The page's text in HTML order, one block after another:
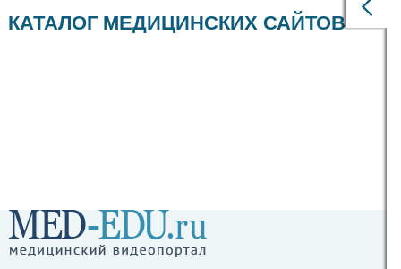
КАТАЛОГ МЕДИЦИНСКИХ САЙТОВ